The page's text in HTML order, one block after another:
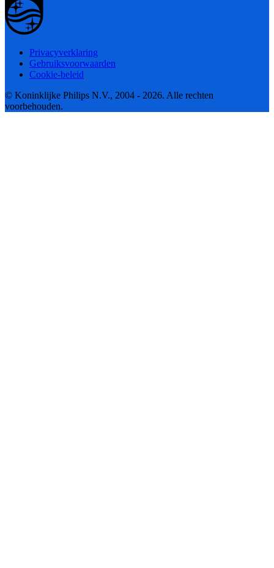
Privacyverklaring
Gebruiksvoorwaarden
Cookie-beleid
© Koninklijke Philips N.V., 2004 - 2026. Alle rechten
voorbehouden.